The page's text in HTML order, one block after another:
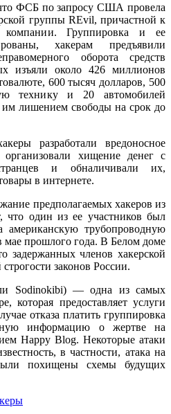
ФСБ по запросу США провела
группы REvil, причастной к
компании. Группировка и ее
хакерам предъявили
оборота средств
изъяли около 426 миллионов
600 тысяч долларов, 500
технику и 20 автомобилей
лишением свободы на срок до
разработали вредоносное
организовали хищение денег с
и обналичивали их,
в интернете.
предполагаемых хакеров из
один из ее участников был
американскую трубопроводную
прошлого года. В Белом доме
задержанных членов хакерской
законов России.
Sodinokibi) — одна из самых
которая предоставляет услуги
отказа платить группировка
информацию о жертве на
Happy Blog. Некоторые атаки
в частности, атака на
похищены схемы будущих